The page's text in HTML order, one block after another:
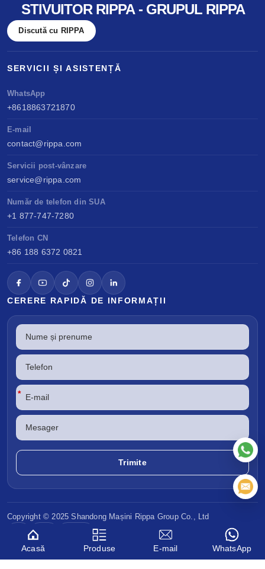
STIVUITOR RIPPA - GRUPUL RIPPA
Discută cu RIPPA
SERVICII ȘI ASISTENȚĂ
WhatsApp
+8618863721870
E-mail
contact@rippa.com
Servicii post-vânzare
service@rippa.com
Număr de telefon din SUA
+1 877-747-7280
Telefon CN
+86 188 6372 0821
CERERE RAPIDĂ DE INFORMAȚII
*
Copyright © 2025 Shandong Mașini Rippa Group Co., Ltd
EPA
Acasă Produse E-mail WhatsApp